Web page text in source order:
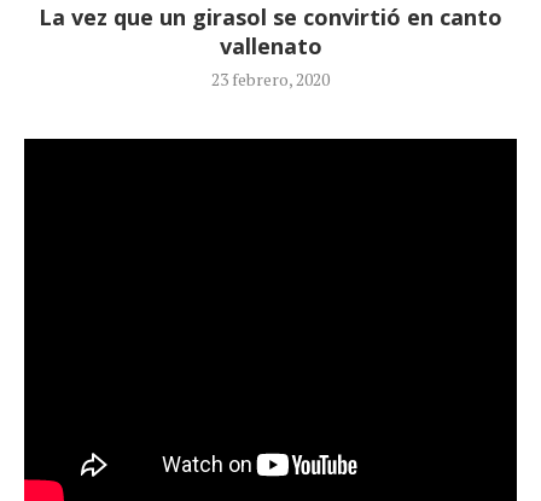
La vez que un girasol se convirtió en canto
vallenato
23 febrero, 2020